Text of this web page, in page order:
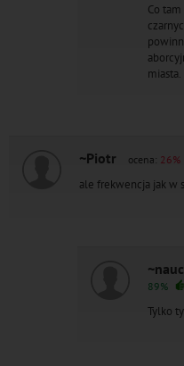
Co
miasta.
~Piotr ocena: 26%
ale frekwencja jak w
89%
Tylko